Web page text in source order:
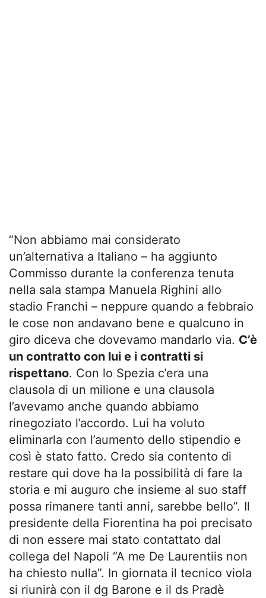
“Non abbiamo mai considerato
un’alternativa a Italiano – ha aggiunto
Commisso durante la conferenza tenuta
nella sala stampa Manuela Righini allo
stadio Franchi – neppure quando a febbraio
le cose non andavano bene e qualcuno in
giro diceva che dovevamo mandarlo via. C’è
un contratto con lui e i contratti si
rispettano. Con lo Spezia c’era una
clausola di un milione e una clausola
l’avevamo anche quando abbiamo
rinegoziato l’accordo. Lui ha voluto
eliminarla con l’aumento dello stipendio e
così è stato fatto. Credo sia contento di
restare qui dove ha la possibilità di fare la
storia e mi auguro che insieme al suo staff
possa rimanere tanti anni, sarebbe bello”. Il
presidente della Fiorentina ha poi precisato
di non essere mai stato contattato dal
collega del Napoli “A me De Laurentiis non
ha chiesto nulla”. In giornata il tecnico viola
si riunirà con il dg Barone e il ds Pradè